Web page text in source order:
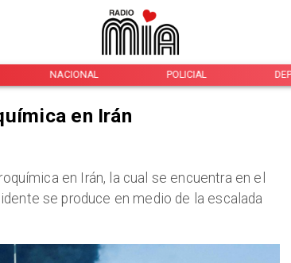
NACIONAL POLICIAL DEPORTES
en Irán
en Irán, la cual se encuentra en el
se produce en medio de la escalada